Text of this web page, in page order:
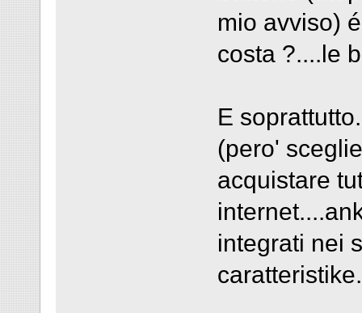
mio avviso)
costa ?....le
E
(pero'
acquistare
integrati nei